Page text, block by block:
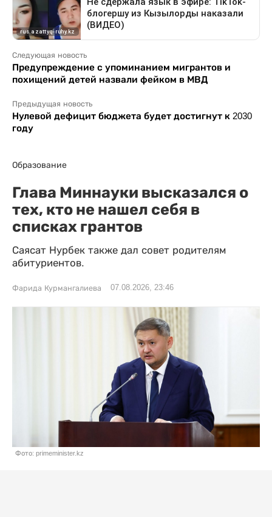
Следующая новость
Предупреждение с упоминанием мигрантов и
похищений детей назвали фейком в МВД
Предыдущая новость
Нулевой дефицит бюджета будет достигнут к 2030
году
Образование
Глава Миннауки высказался о
тех, кто не нашел себя в
списках грантов
Саясат Нурбек также дал совет родителям
абитуриентов.
Фарида Курмангалиева 07.08.2026, 23:46
Фото: primeminister.kz